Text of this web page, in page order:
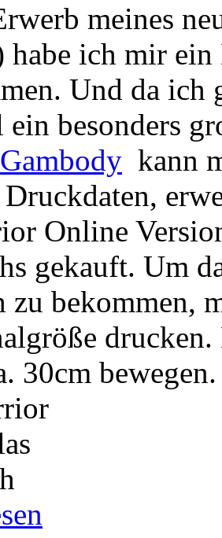
meines
habe ich mir
Und da ich
ein besonders
Gambody kann
Online
gekauft. Um
zu bekommen,
30cm bewegen.